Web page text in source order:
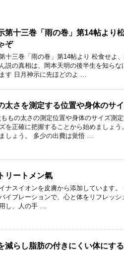
第十三巻「雨の巻」第14帖より
ぞ
十三巻「雨の巻」第14帖より 松食せよ
説の真相は、岡本天明の後半生を知ら
す 日月神示に先ほどのよ …
太さを測定する位置や身体のサ
ももの太さの測定位置や身体のサイズ測
を正確に把握することから始めましょ
しょう。 多少の出費は覚悟 …
リートメン氣
ナスイオンを皮膚から添加しています
イブレーションで、心と体をリフレッ
し、人の手 …
減らし脂肪の付きにくい体にす